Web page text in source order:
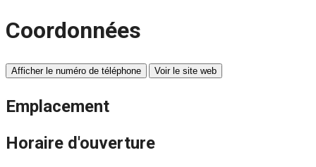
Coordonnées
Afficher le numéro de téléphone Voir le site web
Emplacement
Horaire d'ouverture